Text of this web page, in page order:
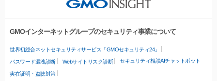
GMOインターネットグループのセキュリティ事業について
世界初総合ネットセキュリティサービス「GMOセキュリティ24」
パスワード漏洩診断 Webサイトリスク診断 セキュリティ相談AIチャットボット
実在証明・盗聴対策